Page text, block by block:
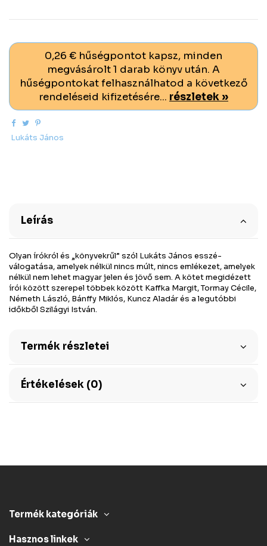
0,26 € hűségpontot kapsz, minden
megvásárolt 1 darab könyv után. A
hűségpontokat felhasználhatod a következő
rendeléseid kifizetésére... részletek »
Lukáts János
Leírás
Olyan írókról és „könyvekrűl” szól Lukáts János esszé-
válogatása, amelyek nélkül nincs múlt, nincs emlékezet, amelyek
nélkül nem lehet magyar jelen és jövő sem. A kötet megidézett
írói között szerepel többek között Kaffka Margit, Tormay Cécile,
Németh László, Bánffy Miklós, Kuncz Aladár és a legutóbbi
időkből Szilágyi István.
Termék részletei
Értékelések (0)
Termék kategóriák
Hasznos linkek